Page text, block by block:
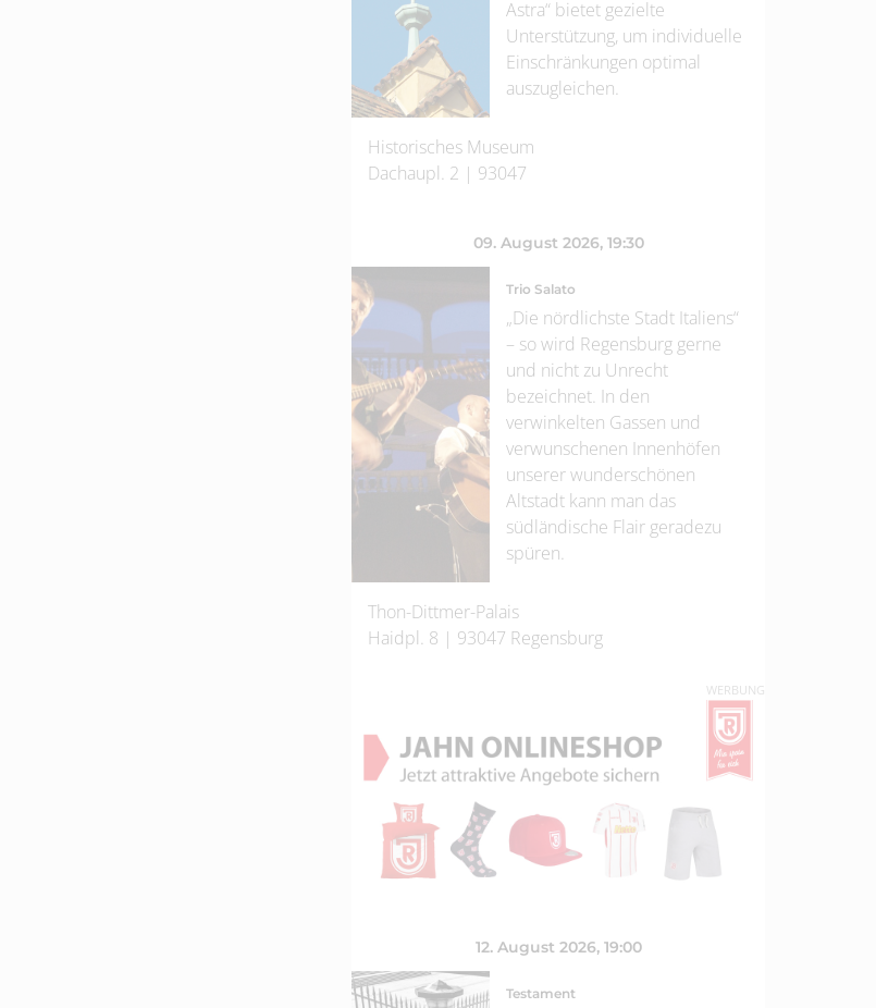
Astra“ bietet gezielte
Unterstützung, um individuelle
Einschränkungen optimal
auszugleichen.
Historisches Museum
Dachaupl. 2 | 93047
09. August 2026, 19:30
Trio Salato
„Die nördlichste Stadt Italiens“
– so wird Regensburg gerne
und nicht zu Unrecht
bezeichnet. In den
verwinkelten Gassen und
verwunschenen Innenhöfen
unserer wunderschönen
Altstadt kann man das
südländische Flair geradezu
spüren.
Thon-Dittmer-Palais
Haidpl. 8 | 93047 Regensburg
WERBUNG
12. August 2026, 19:00
Testament